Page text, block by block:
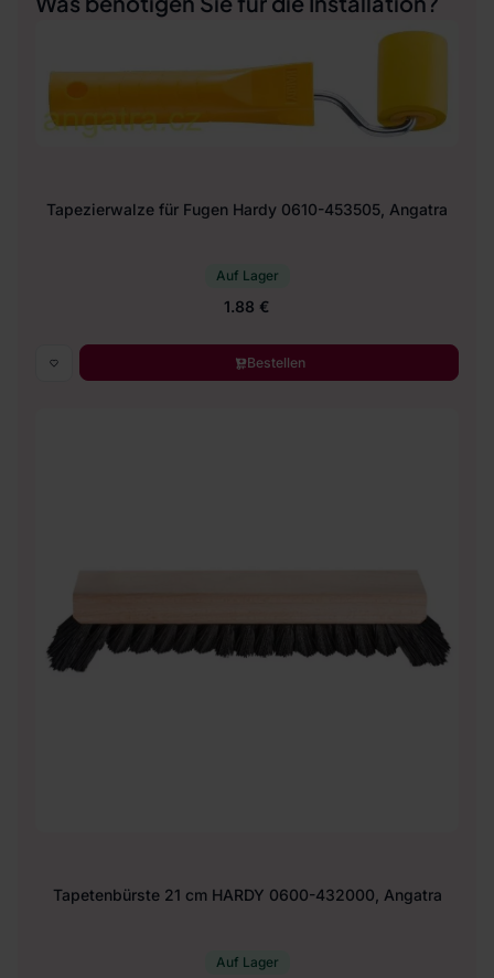
Tapezierwalze für Fugen Hardy 0610-453505, Angatra
Auf Lager
1.88 €
Bestellen
Tapetenbürste 21 cm HARDY 0600-432000, Angatra
Auf Lager